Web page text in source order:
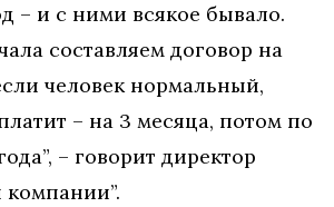
– и с ними всякое бывало.
составляем договор на
человек нормальный,
– на 3 месяца, потом по
– говорит директор